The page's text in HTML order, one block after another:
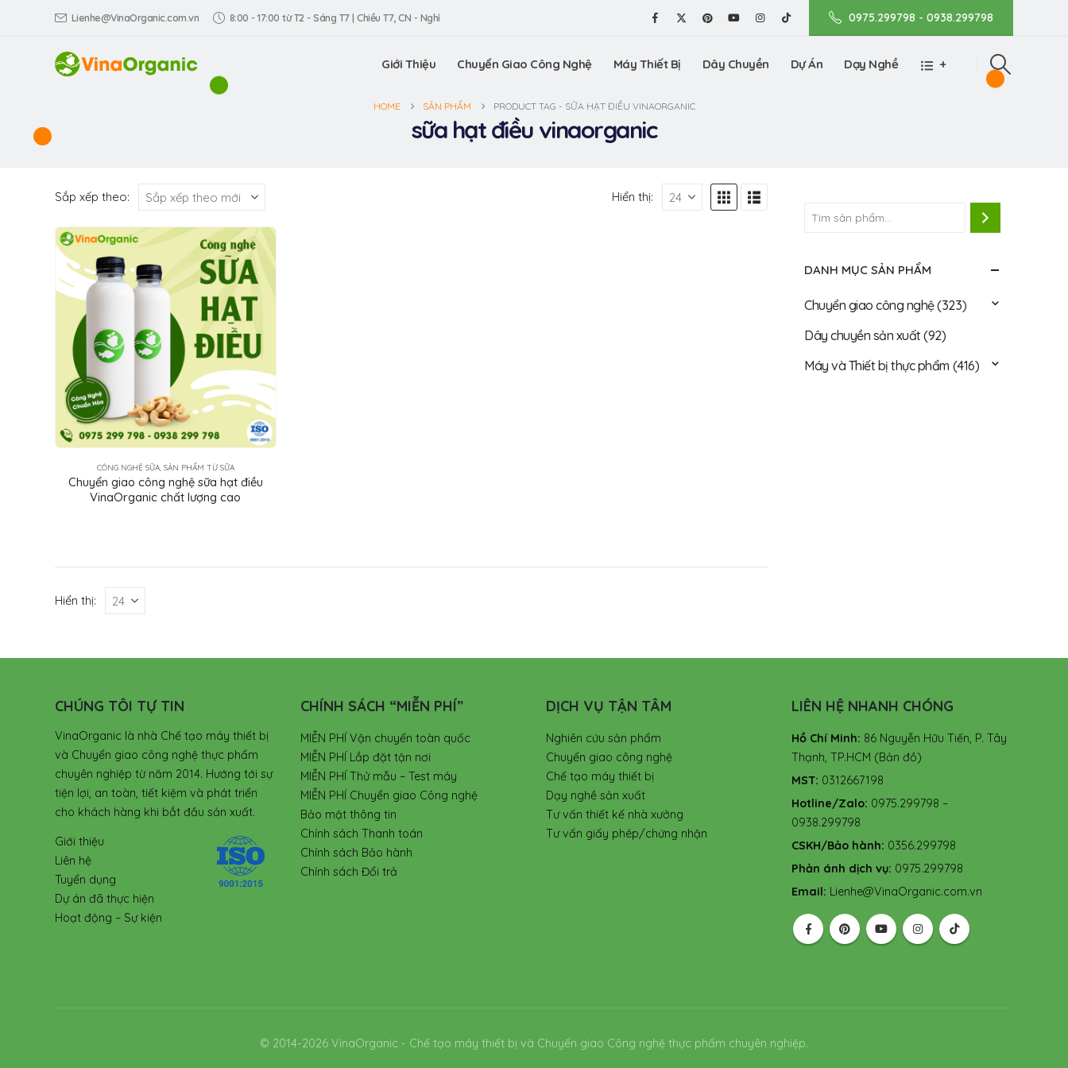
Lienhe@VinaOrganic.com.vn 8:00 - 17:00 từ T2 - Sáng T7 | Chiều T7, CN - Nghỉ 0975.299798 - 0938.299798
Giới Thiệu Chuyển Giao Công Nghệ Máy Thiết Bị Dây Chuyền Dự Án Dạy Nghề +
HOME SẢN PHẨM PRODUCT TAG - SỮA HẠT ĐIỀU VINAORGANIC
sữa hạt điều vinaorganic
Sắp xếp theo: Hiển thị:
CÔNG NGHỆ SỮA, SẢN PHẨM TỪ SỮA
Chuyển giao công nghệ sữa hạt điều
VinaOrganic chất lượng cao
Hiển thị:
DANH MỤC SẢN PHẨM
Chuyển giao công nghệ(323)
Dây chuyền sản xuất(92)
Máy và Thiết bị thực phẩm (416)
CHÚNG TÔI TỰ TIN
VinaOrganic là nhà Chế tạo máy thiết bị
và Chuyển giao công nghệ thực phẩm
chuyên nghiệp từ năm 2014. Hướng tới sự
tiện lợi, an toàn, tiết kiệm và phát triển
cho khách hàng khi bắt đầu sản xuất.
Giới thiệu
Liên hệ
Tuyển dụng
Dự án đã thực hiện
Hoạt động – Sự kiện
CHÍNH SÁCH “MIỄN PHÍ”
MIỄN PHÍ Vận chuyển toàn quốc
MIỄN PHÍ Lắp đặt tận nơi
MIỄN PHÍ Thử mẫu – Test máy
MIỄN PHÍ Chuyển giao Công nghệ
Bảo mật thông tin
Chính sách Thanh toán
Chính sách Bảo hành
Chính sách Đổi trả
DỊCH VỤ TẬN TÂM
Nghiên cứu sản phẩm
Chuyển giao công nghệ
Chế tạo máy thiết bị
Dạy nghề sản xuất
Tư vấn thiết kế nhà xưởng
Tư vấn giấy phép/chứng nhận
LIÊN HỆ NHANH CHÓNG
Hồ Chí Minh: 86 Nguyễn Hữu Tiến, P. Tây
Thạnh, TP.HCM (Bản đồ)
MST: 0312667198
Hotline/Zalo: 0975.299798 –
0938.299798
CSKH/Bảo hành: 0356.299798
Phản ánh dịch vụ: 0975.299798
Email: Lienhe@VinaOrganic.com.vn
© 2014-2026 VinaOrganic - Chế tạo máy thiết bị và Chuyển giao Công nghệ thực phẩm chuyên nghiệp.